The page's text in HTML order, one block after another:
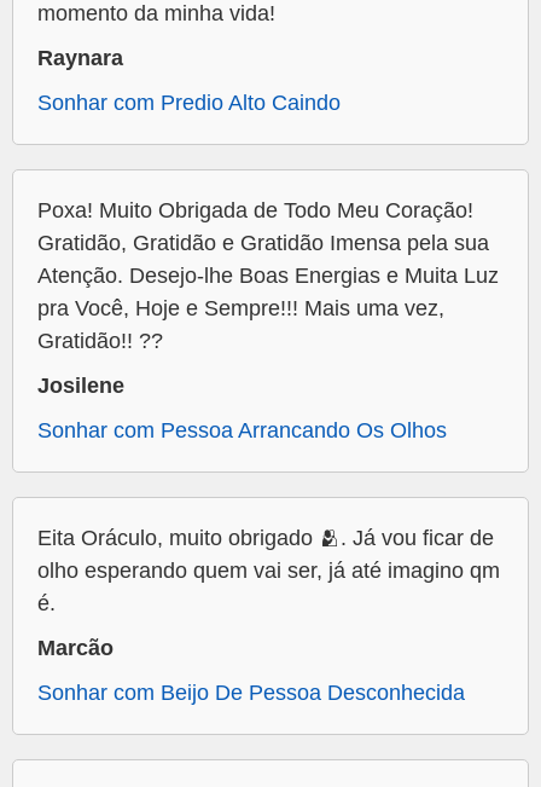
momento da minha vida!
Raynara
Sonhar com Predio Alto Caindo
Poxa! Muito Obrigada de Todo Meu Coração!
Gratidão, Gratidão e Gratidão Imensa pela sua
Atenção. Desejo-lhe Boas Energias e Muita Luz
pra Você, Hoje e Sempre!!! Mais uma vez,
Gratidão!! ??
Josilene
Sonhar com Pessoa Arrancando Os Olhos
Eita Oráculo, muito obrigado 🫂. Já vou ficar de
olho esperando quem vai ser, já até imagino qm
é.
Marcão
Sonhar com Beijo De Pessoa Desconhecida